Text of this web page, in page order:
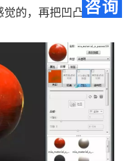
的，再把凹凸贴图